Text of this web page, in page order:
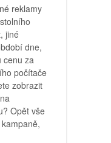
reklamy
jiné
dne,
cenu za
počítače
zobrazit
Opět vše